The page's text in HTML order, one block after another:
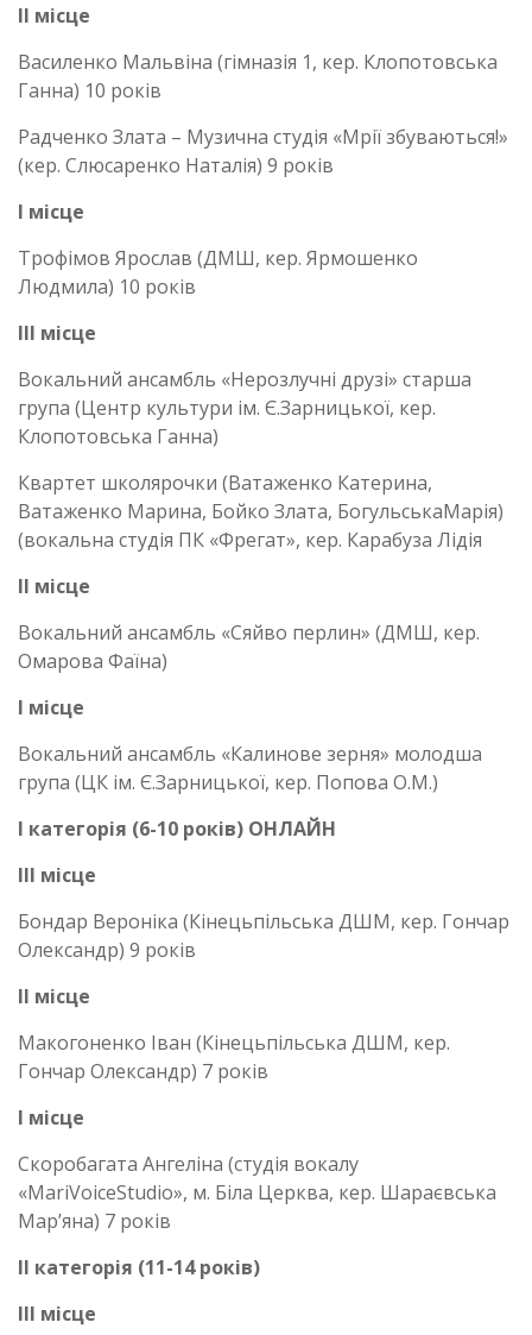
ІІ місце
Василенко Мальвіна (гімназія 1, кер. Клопотовська
Ганна) 10 років
Радченко Злата – Музична студія «Мрії збуваються!»
(кер. Слюсаренко Наталія) 9 років
І місце
Трофімов Ярослав (ДМШ, кер. Ярмошенко
Людмила) 10 років
ІІІ місце
Вокальний ансамбль «Нерозлучні друзі» старша
група (Центр культури ім. Є.Зарницької, кер.
Клопотовська Ганна)
Квартет школярочки (Ватаженко Катерина,
Ватаженко Марина, Бойко Злата, БогульськаМарія)
(вокальна студія ПК «Фрегат», кер. Карабуза Лідія
ІІ місце
Вокальний ансамбль «Сяйво перлин» (ДМШ, кер.
Омарова Фаїна)
І місце
Вокальний ансамбль «Калинове зерня» молодша
група (ЦК ім. Є.Зарницької, кер. Попова О.М.)
І категорія (6-10 років) ОНЛАЙН
ІІІ місце
Бондар Вероніка (Кінецьпільська ДШМ, кер. Гончар
Олександр) 9 років
ІІ місце
Макогоненко Іван (Кінецьпільська ДШМ, кер.
Гончар Олександр) 7 років
І місце
Скоробагата Ангеліна (студія вокалу
«MariVoiceStudio», м. Біла Церква, кер. Шараєвська
Мар’яна) 7 років
ІІ категорія (11-14 років)
ІІІ місце